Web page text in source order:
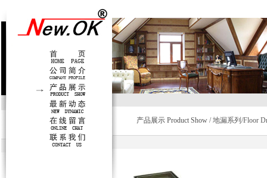
产品展示 Product Show / 地漏系列/Floor